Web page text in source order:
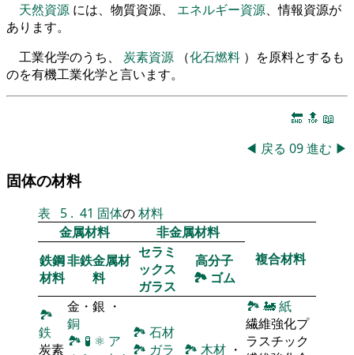
天然資源 には、物質資源、 エネルギー資源、情報資源が
あります。
工業化学のうち、 炭素資源 （化石燃料 ）を原料とするも
のを有機工業化学と言います。
🔚 🔝 📖
◀ 戻る 09進む ▶
固体の材料
表 5 . 41 固体の材料
金属材料
非金属材料
複合材料
鉄鋼
材料
非鉄金属材
料
セラミ
ックス
ガラス
高分子
🏞 ゴム
🏞
鉄
炭素
金・銀 ・
銅
🏞 🧪 ⚛ ア
🏞 石材
🏞 ガラ
🏞 木材 ・
🏞 🚂紙
繊維強化プ
ラスチック